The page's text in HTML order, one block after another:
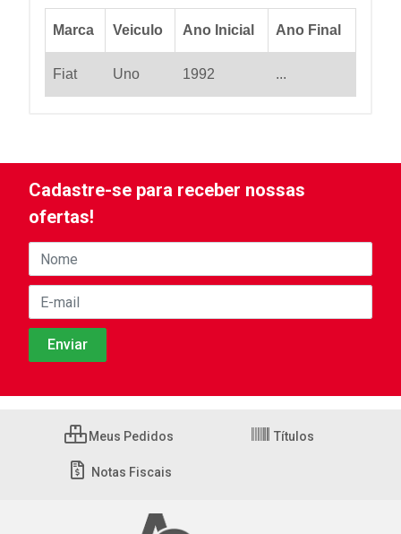
Marca Veiculo Ano Inicial Ano Final
Fiat Uno 1992 ...
Cadastre-se para receber nossas
ofertas!
Meus Pedidos Títulos
Notas Fiscais